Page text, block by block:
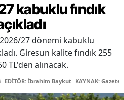
kabuklu fındık
27 dönemi kabuklu
Giresun kalite fındık 255
TL'den alınacak.
EDİTÖR: İbrahim Baykut KAYNAK: